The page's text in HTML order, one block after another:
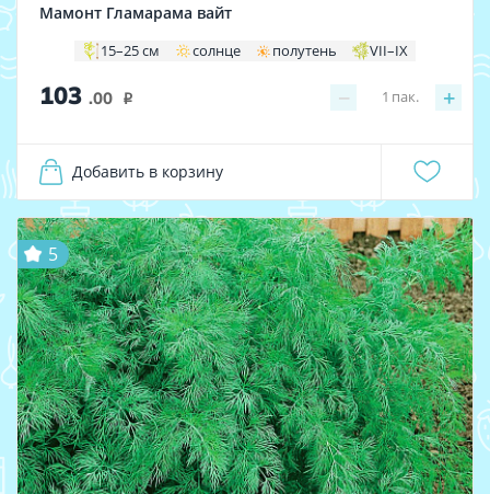
Мамонт Гламарама вайт
15–25 см солнце полутень VII–IX
103 .00 i − +
1 пак.
Добавить в корзину
5